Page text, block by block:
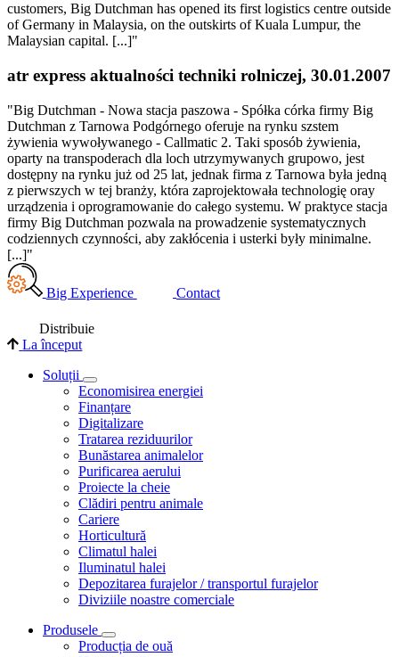
customers, Big Dutchman has opened its first logistics centre outside
of Germany in Malaysia, on the outskirts of Kuala Lumpur, the
Malaysian capital. [...]"
atr express aktualności techniki rolniczej, 30.01.2007
"Big Dutchman - Nowa stacja paszowa - Spółka córka firmy Big
Dutchman z Tarnowa Podgórnego oferuje na rynku szstem
żywienia wywoływanego - Callmatic 2. Taki sposób żywienia,
oparty na transpoderach dla loch utrzymywanych grupowo, jest
dostępny na rynku już od 25 lat, jednak firma z Tarnowa była jedną
z pierwszych w tej branży, która zaprojektowała technologię oray
urządzenia i oprogramowanie do całego systemu. W praktyce stacja
firmy Big Dutchman pozwala na prowadzenie systematycznych
codziennych czynności, aby zakłócenia i usterki były minimalne.
[...]"
Big Experience Contact
Distribuie
La început
Soluții
Economisirea energiei
Finanțare
Digitalizare
Tratarea reziduurilor
Bunăstarea animalelor
Purificarea aerului
Proiecte la cheie
Clădiri pentru animale
Cariere
Horticultură
Climatul halei
Iluminatul halei
Depozitarea furajelor / transportul furajelor
Diviziile noastre comerciale
Produsele
Producția de ouă